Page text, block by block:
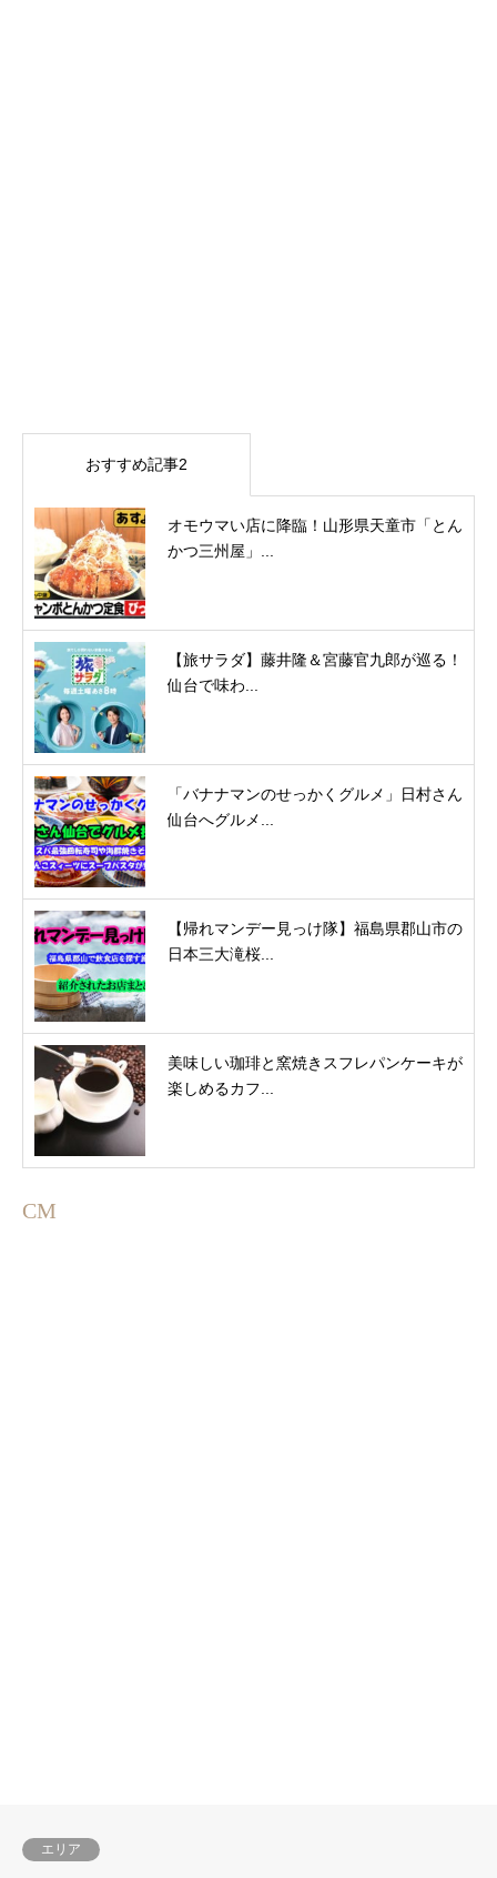
おすすめ記事2
オモウマい店に降臨！山形県天童市「とん
かつ三州屋」...
【旅サラダ】藤井隆＆宮藤官九郎が巡る！
仙台で味わ...
「バナナマンのせっかくグルメ」日村さん
仙台へグルメ...
【帰れマンデー見っけ隊】福島県郡山市の
日本三大滝桜...
美味しい珈琲と窯焼きスフレパンケーキが
楽しめるカフ...
CM
エリア